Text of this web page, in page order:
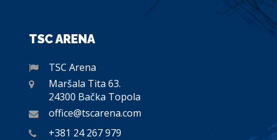
TSC ARENA
TSC Arena
Maršala Tita 63.
24300 Bačka Topola
office@tscarena.com
+381 24 267 979